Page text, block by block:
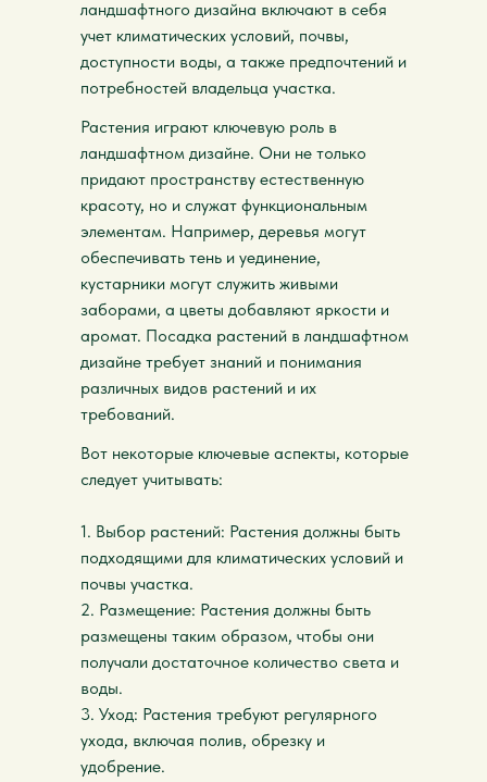
ландшафтного дизайна включают в себя
учет климатических условий, почвы,
доступности воды, а также предпочтений и
потребностей владельца участка.
Растения играют ключевую роль в
ландшафтном дизайне. Они не только
придают пространству естественную
красоту, но и служат функциональным
элементам. Например, деревья могут
обеспечивать тень и уединение,
кустарники могут служить живыми
заборами, а цветы добавляют яркости и
аромат. Посадка растений в ландшафтном
дизайне требует знаний и понимания
различных видов растений и их
требований.
Вот некоторые ключевые аспекты, которые
следует учитывать:
1. Выбор растений: Растения должны быть
подходящими для климатических условий и
почвы участка.
2. Размещение: Растения должны быть
размещены таким образом, чтобы они
получали достаточное количество света и
воды.
3. Уход: Растения требуют регулярного
ухода, включая полив, обрезку и
удобрение.